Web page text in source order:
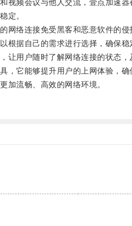
会议与他人交流，壹点加速器
定。
络连接免受黑客和恶意软件的侵
自己的需求进行选择，确保稳
户随时了解网络连接的状态，
它能够提升用户的上网体验，确
流畅、高效的网络环境。